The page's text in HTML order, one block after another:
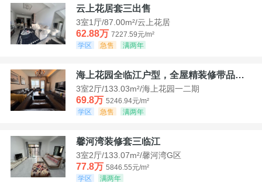
云上花居套三出售
3室1厅/87.00m²/云上花居
62.88万 7227.59元/m²
学区
急售 满两年
海上花园全临江户型，全屋精装修带品牌家具家电，诚意出售！
3室2厅/133.03m²/海上花园一二期
69.8万 5246.94元/m²
学区
急售 满两年
馨河湾装修套三临江
3室2厅/133.07m²/馨河湾G区
77.8万 5846.55元/m²
学区
满两年